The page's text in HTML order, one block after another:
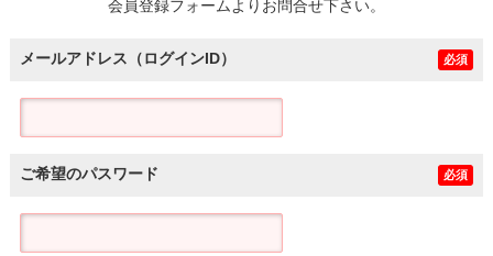
会員登録フォームよりお問合せ下さい。
メールアドレス（ログインID） 必須
ご希望のパスワード 必須